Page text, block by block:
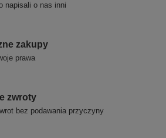
napisali o nas inni
zakupy
prawa
zwroty
bez podawania przyczyny